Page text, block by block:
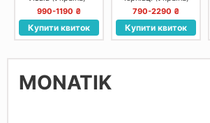
990-1190 ₴
Купити квиток
790-2290 ₴
Купити квиток
MONATIK